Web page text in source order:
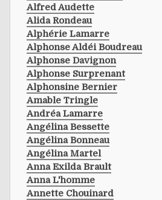
Alfred Audette
Alida Rondeau
Alphérie Lamarre
Alphonse Aldéi Boudreau
Alphonse Davignon
Alphonse Surprenant
Alphonsine Bernier
Amable Tringle
Andréa Lamarre
Angélina Bessette
Angélina Bonneau
Angélina Martel
Anna Exilda Brault
Anna L'homme
Annette Chouinard